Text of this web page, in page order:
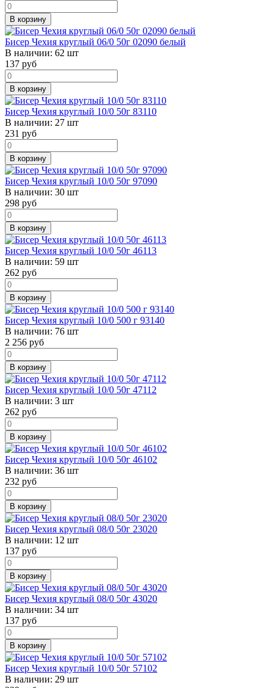
В корзину
Бисер Чехия круглый 06/0 50г 02090 белый
В наличии: 62 шт
137 руб
В корзину
Бисер Чехия круглый 10/0 50г 83110
В наличии: 27 шт
231 руб
В корзину
Бисер Чехия круглый 10/0 50г 97090
В наличии: 30 шт
298 руб
В корзину
Бисер Чехия круглый 10/0 50г 46113
В наличии: 59 шт
262 руб
В корзину
Бисер Чехия круглый 10/0 500 г 93140
В наличии: 76 шт
2 256 руб
В корзину
Бисер Чехия круглый 10/0 50г 47112
В наличии: 3 шт
262 руб
В корзину
Бисер Чехия круглый 10/0 50г 46102
В наличии: 36 шт
232 руб
В корзину
Бисер Чехия круглый 08/0 50г 23020
В наличии: 12 шт
137 руб
В корзину
Бисер Чехия круглый 08/0 50г 43020
В наличии: 34 шт
137 руб
В корзину
Бисер Чехия круглый 10/0 50г 57102
В наличии: 29 шт